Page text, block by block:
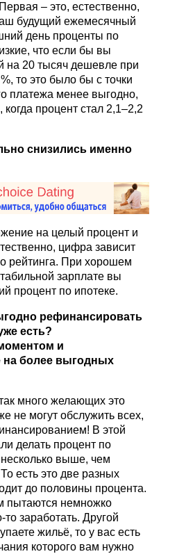
– это, естественно,
будущий ежемесячный
день проценты по
что если бы вы
на 20 тысяч дешевле при
то это было бы с точки
платежа менее выгодно,
когда процент стал 2,1–2,2
снизились именно
на целый процент и
цифра зависит
рейтинга. При хорошем
зарплате вы
процент по ипотеке.
рефинансировать
есть?
и
более выгодных
много желающих это
не могут обслужить всех,
В этой
делать процент по
выше, чем
есть это две разных
до половины процента.
пытаются немножко
то заработать. Другой
жильё, то у вас есть
которого вам нужно